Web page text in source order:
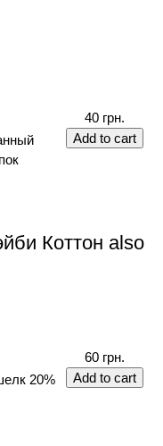
40 грн.
Коттон also
20%
60 грн.